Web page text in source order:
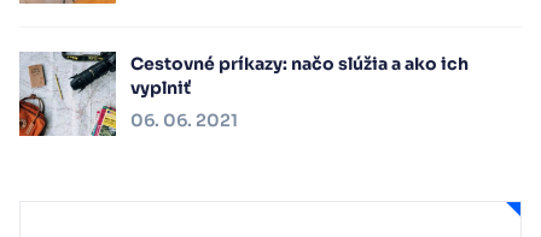
Cestovné príkazy: načo slúžia a ako ich
vyplniť
06. 06. 2021